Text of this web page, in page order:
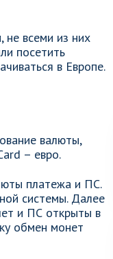
всеми из них
посетить
в Европе.
валюты,
– евро.
платежа и ПС.
системы. Далее
и ПС открыты в
обмен монет